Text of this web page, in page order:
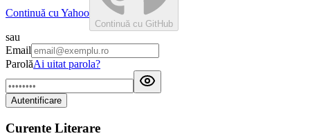
Continuă cu Yahoo
Continuă cu GitHub
sau
Email
ParolăAi uitat parola?
Autentificare
Curente Literare